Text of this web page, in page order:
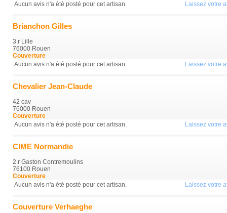
Aucun avis n'a été posté pour cet artisan.
Laissez votre
Brianchon Gilles
3 r Lille
76000 Rouen
Couverture
Aucun avis n'a été posté pour cet artisan.
Laissez votre
Chevalier Jean-Claude
42 cav
76000 Rouen
Couverture
Aucun avis n'a été posté pour cet artisan.
Laissez votre
CIME Normandie
2 r Gaston Contremoulins
76100 Rouen
Couverture
Aucun avis n'a été posté pour cet artisan.
Laissez votre
Couverture Verhaeghe